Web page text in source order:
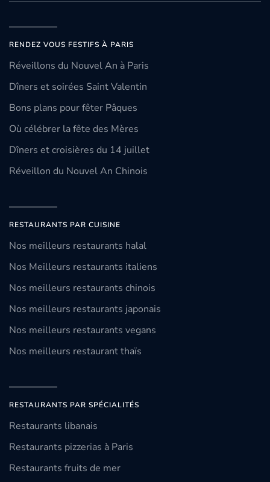
RENDEZ VOUS FESTIFS À PARIS
Réveillons du Nouvel An à Paris
Dîners et soirées Saint Valentin
Bons plans pour fêter Pâques
Où célébrer la fête des Mères
Dîners et croisières du 14 juillet
Réveillon du Nouvel An Chinois
RESTAURANTS PAR CUISINE
Nos meilleurs restaurants halal
Nos Meilleurs restaurants italiens
Nos meilleurs restaurants chinois
Nos meilleurs restaurants japonais
Nos meilleurs restaurants vegans
Nos meilleurs restaurant thaïs
RESTAURANTS PAR SPÉCIALITÉS
Restaurants libanais
Restaurants pizzerias à Paris
Restaurants fruits de mer